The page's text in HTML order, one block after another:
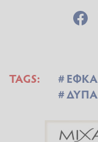
TAGS: ΕΦΚΑ
ΔΥΠΑ